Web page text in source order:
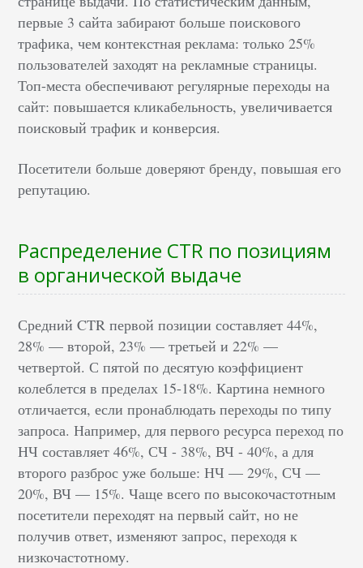
первые 3 сайта забирают больше поискового
трафика, чем контекстная реклама: только 25%
пользователей заходят на рекламные страницы.
Топ-места обеспечивают регулярные переходы на
сайт: повышается кликабельность, увеличивается
поисковый трафик и конверсия.
Посетители больше доверяют бренду, повышая его
репутацию.
Распределение CTR по позициям
в органической выдаче
Средний CTR первой позиции составляет 44%,
28% — второй, 23% — третьей и 22% —
четвертой. С пятой по десятую коэффициент
колеблется в пределах 15-18%. Картина немного
отличается, если пронаблюдать переходы по типу
запроса. Например, для первого ресурса переход по
НЧ составляет 46%, СЧ - 38%, ВЧ - 40%, а для
второго разброс уже больше: НЧ — 29%, СЧ —
20%, ВЧ — 15%. Чаще всего по высокочастотным
посетители переходят на первый сайт, но не
получив ответ, изменяют запрос, переходя к
низкочастотному.